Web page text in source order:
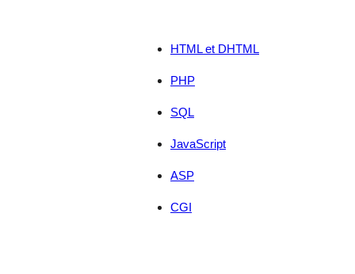
HTML et DHTML
PHP
SQL
JavaScript
ASP
CGI